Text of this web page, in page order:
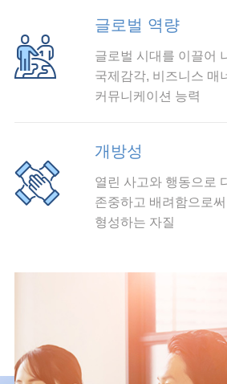
글로벌 역량
글로벌 시대를 이끌어
국제감각, 비즈니스 매
커뮤니케이션 능력
개방성
열린 사고와 행동으로
존중하고 배려함으로
형성하는 자질